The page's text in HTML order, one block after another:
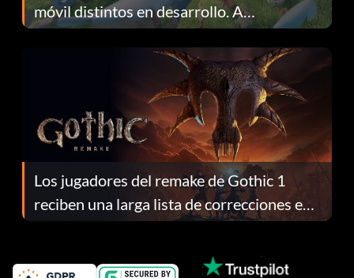
móvil distintos en desarrollo. A
continuación te explicamos por qué.
Los jugadores del remake de Gothic 1
reciben una larga lista de correcciones en
el parche 1.0.4